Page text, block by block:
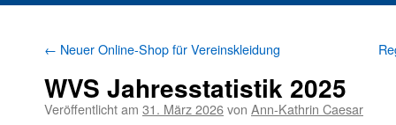
← Neuer Online-Shop für Vereinskleidung
WVS Jahresstatistik 2025
Veröffentlicht am 31. März 2026von Ann-Kathrin Caesar